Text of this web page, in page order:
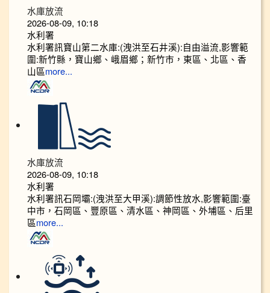
水庫放流
2026-08-09, 10:18
水利署
水利署訊寶山第二水庫:(洩洪至石井溪):自由溢流,影響範
圍:新竹縣，寶山鄉、峨眉鄉；新竹市，東區、北區、香
山區more...
水庫放流
2026-08-09, 10:18
水利署
水利署訊石岡壩:(洩洪至大甲溪):調節性放水,影響範圍:臺
中市，石岡區、豐原區、清水區、神岡區、外埔區、后里
區more...